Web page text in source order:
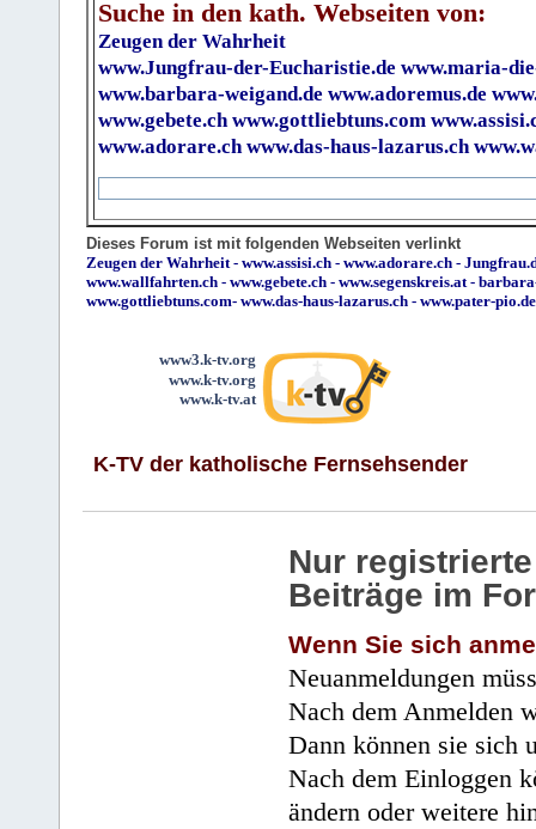
Suche in den kath. Webseiten von:
Zeugen der Wahrheit
www.Jungfrau-der-Eucharistie.de www.maria-
www.barbara-weigand.de www.adoremus.de
www.gebete.ch www.gottliebtuns.com
www.adorare.ch www.das-haus-lazarus.ch
Dieses Forum ist mit folgenden Webseiten verlinkt
Zeugen der Wahrheit - www.assisi.ch - www.adorare.ch -
www.wallfahrten.ch - www.gebete.ch - www.segenskreis.at -
www.gottliebtuns.com- www.das-haus-lazarus.ch - www.pater-pio.de
www3.k-tv.org
www.k-tv.org
www.k-tv.at
K-TV der katholische Fernsehsender
Nur
Beiträge im
Wenn Sie sich
Neuanmeldungen
Nach dem Anmelden
Dann können sie sich
Nach dem Einloggen
ändern oder weitere